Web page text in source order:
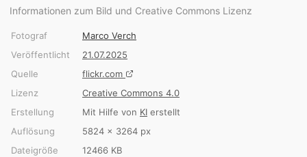
Informationen zum Bild und Creative Commons Lizenz
Fotograf
Marco Verch
Veröffentlicht
21.07.2025
Quelle
flickr.com
Lizenz
Creative Commons 4.0
Erstellung
Mit Hilfe von KI erstellt
Auflösung
5824 × 3264 px
Dateigröße
12466 KB